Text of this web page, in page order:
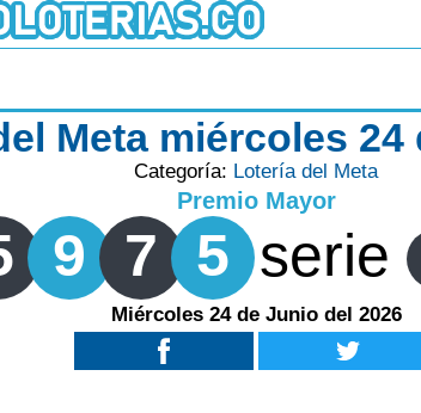
Meta miércoles 24
Categoría: Lotería del Meta
Premio Mayor
9 7 5 serie
Miércoles 24 de Junio del 2026